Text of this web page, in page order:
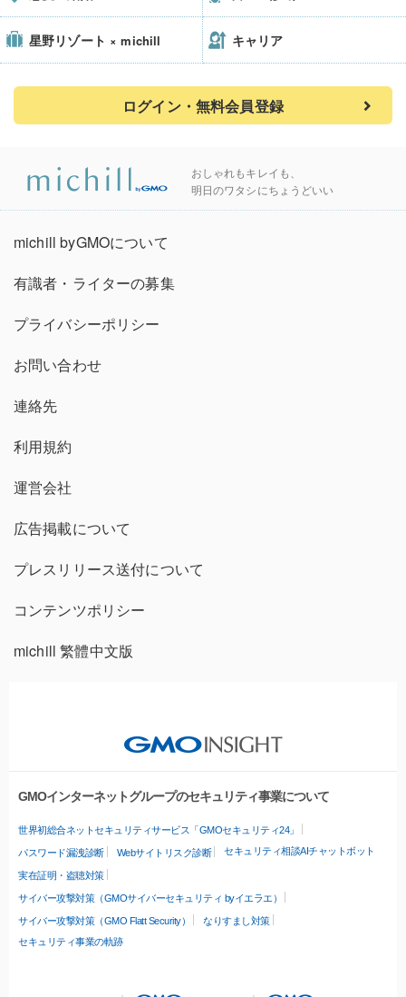
星野リゾート × michill キャリア
ログイン・無料会員登録
おしゃれもキレイも、
明日のワタシにちょうどいい
michill byGMOについて
有識者・ライターの募集
プライバシーポリシー
お問い合わせ
連絡先
利用規約
運営会社
広告掲載について
プレスリリース送付について
コンテンツポリシー
michill 繁體中文版
GMOインターネットグループのセキュリティ事業について
世界初総合ネットセキュリティサービス「GMOセキュリティ24」
パスワード漏洩診断 Webサイトリスク診断 セキュリティ相談AIチャットボット
実在証明・盗聴対策
サイバー攻撃対策（GMOサイバーセキュリティ byイエラエ）
サイバー攻撃対策（GMO Flatt Security）
なりすまし対策
セキュリティ事業の軌跡